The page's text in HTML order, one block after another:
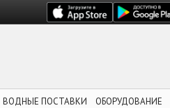
ВОДНЫЕ ПОСТАВКИ ОБОРУДОВАНИЕ